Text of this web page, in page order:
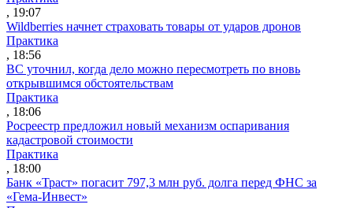
, 19:07
Wildberries начнет страховать товары от ударов дронов
Практика
, 18:56
ВС уточнил, когда дело можно пересмотреть по вновь
открывшимся обстоятельствам
Практика
, 18:06
Росреестр предложил новый механизм оспаривания
кадастровой стоимости
Практика
, 18:00
Банк «Траст» погасит 797,3 млн руб. долга перед ФНС за
«Гема-Инвест»